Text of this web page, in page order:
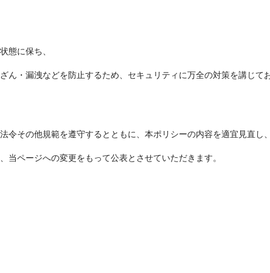
態に保ち、
ん・漏洩などを防止するため、セキュリティに万全の対策を講じて
令その他規範を遵守するとともに、本ポリシーの内容を適宜見直し
当ページへの変更をもって公表とさせていただきます。